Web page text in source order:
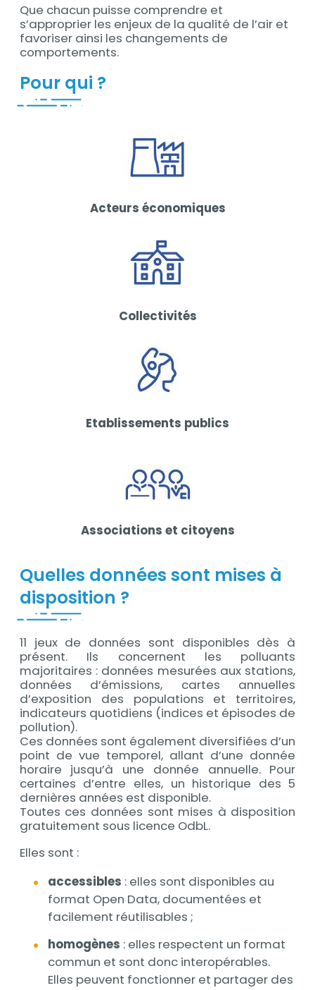
Que chacun puisse comprendre et
s’approprier les enjeux de la qualité de l’air et
favoriser ainsi les changements de
comportements.
Pour qui ?
Acteurs économiques
Collectivités
Etablissements publics
Associations et citoyens
Quelles données sont mises à
disposition ?
11 jeux de données sont disponibles dès à
présent. Ils concernent les polluants
majoritaires : données mesurées aux stations,
données d’émissions, cartes annuelles
d’exposition des populations et territoires,
indicateurs quotidiens (indices et épisodes de
pollution).
Ces données sont également diversifiées d’un
point de vue temporel, allant d’une donnée
horaire jusqu’à une donnée annuelle. Pour
certaines d’entre elles, un historique des 5
dernières années est disponible.
Toutes ces données sont mises à disposition
gratuitement sous licence OdbL.
Elles sont :
accessibles : elles sont disponibles au
format Open Data, documentées et
facilement réutilisables ;
homogènes : elles respectent un format
commun et sont donc interopérables.
Elles peuvent fonctionner et partager des